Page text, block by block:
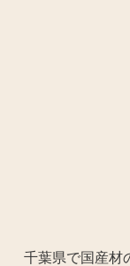
千葉県で国産材